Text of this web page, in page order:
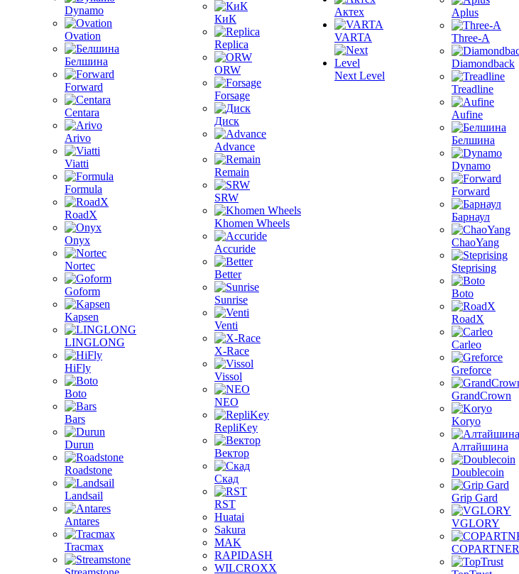
Dynamo
Ovation
Белшина
Forward
Centara
Arivo
Viatti
Formula
RoadX
Onyx
Nortec
Goform
Kapsen
LINGLONG
HiFly
Boto
Bars
Durun
Roadstone
Landsail
Antares
Tracmax
КиК
Replica
ORW
Forsage
Диск
Advance
Remain
SRW
Khomen Wheels
Accuride
Better
Sunrise
Venti
X-Race
Vissol
NEO
RepliKey
Вектор
Скад
RST
Huatai
Sakura
MAK
RAPIDASH
WILCROXX
Актех
VARTA
Next Level
Aplus
Three-A
Diamondback
Treadline
Aufine
Белшина
Dynamo
Forward
Барнаул
ChaoYang
Steprising
Boto
RoadX
Carleo
Greforce
GrandCrown
Koryo
Алтайшина
Doublecoin
Grip Gard
VGLORY
COPARTNER